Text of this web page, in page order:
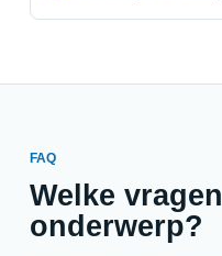
FAQ
Welke
onderwerp?